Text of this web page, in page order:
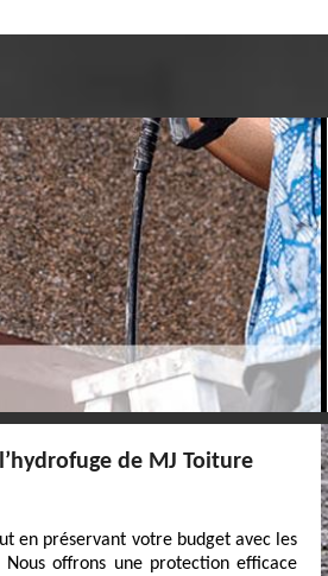
de MJ Toiture
en préservant votre budget avec les
offrons une protection efficace